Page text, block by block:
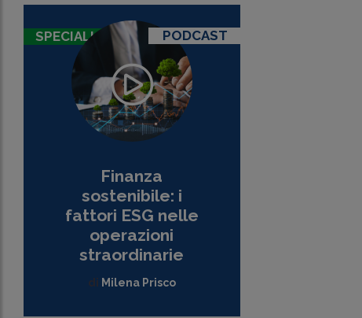
SPECIALI PODCAST
Finanza
sostenibile: i
fattori ESG nelle
operazioni
straordinarie
di Milena Prisco